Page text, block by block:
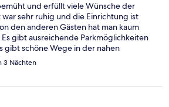
und erfüllt viele Wünsche der
sehr ruhig und die Einrichtung ist
den anderen Gästen hat man kaum
gibt ausreichende Parkmöglichkeiten
gibt schöne Wege in der nahen
einladen. Wir kommen gerne
3 Nächten